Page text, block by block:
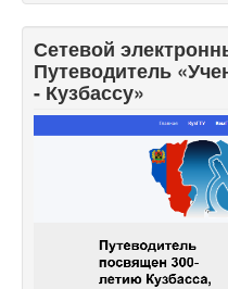
Сетевой
Путеводитель
- Кузбассу»